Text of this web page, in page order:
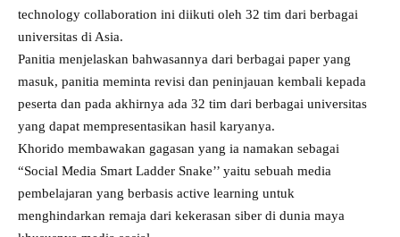
technology collaboration ini diikuti oleh 32 tim dari berbagai
universitas di Asia.
Panitia menjelaskan bahwasannya dari berbagai paper yang
masuk, panitia meminta revisi dan peninjauan kembali kepada
peserta dan pada akhirnya ada 32 tim dari berbagai universitas
yang dapat mempresentasikan hasil karyanya.
Khorido membawakan gagasan yang ia namakan sebagai
“Social Media Smart Ladder Snake’’ yaitu sebuah media
pembelajaran yang berbasis active learning untuk
menghindarkan remaja dari kekerasan siber di dunia maya